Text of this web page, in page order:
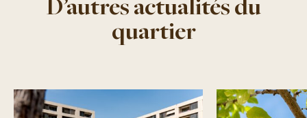
D’autres actualités du
quartier